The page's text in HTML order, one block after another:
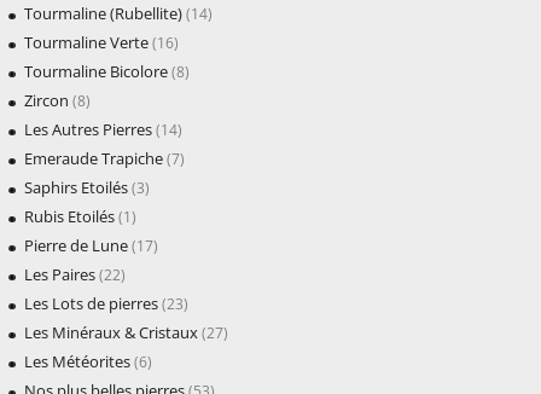
Tourmaline (Rubellite)(14)
Tourmaline Verte(16)
Tourmaline Bicolore(8)
Zircon (8)
Les Autres Pierres(14)
Emeraude Trapiche(7)
Saphirs Etoilés(3)
Rubis Etoilés(1)
Pierre de Lune(17)
Les Paires(22)
Les Lots de pierres(23)
Les Minéraux & Cristaux(27)
Les Météorites(6)